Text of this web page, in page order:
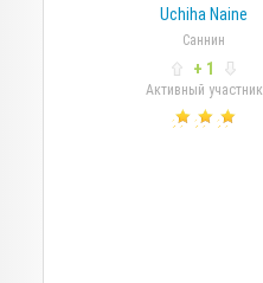
Uchiha Naine
Саннин
+ 1
Активный участник